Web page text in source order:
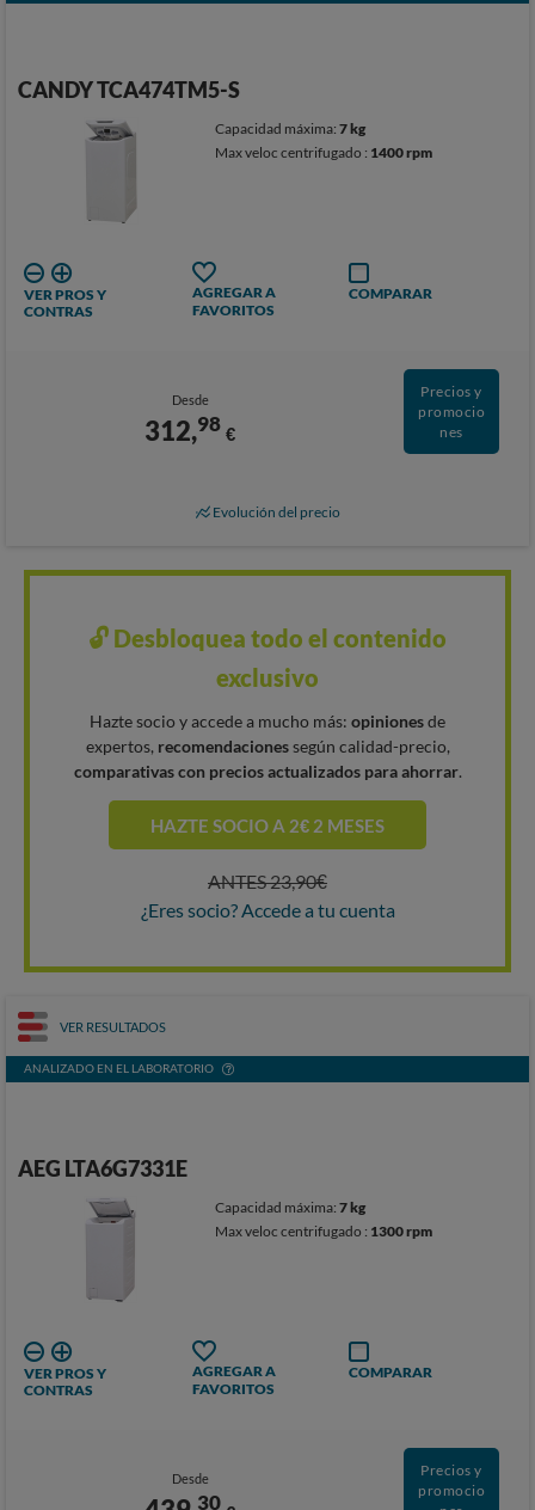
CANDY TCA474TM5-S
Capacidad máxima:7 kg
Max veloc centrifugado : 1400 rpm
VER PROS Y
CONTRAS
AGREGAR A
FAVORITOS
COMPARAR
Desde
312,98 €
Precios y
promocio
nes
Evolución del precio
🔓 Desbloquea todo el contenido
exclusivo
Hazte socio y accede a mucho más: opinionesde
expertos, recomendacionessegún calidad-precio,
comparativas con precios actualizados para ahorrar.
HAZTE SOCIO A 2€ 2 MESES
ANTES 23,90€
¿Eres socio? Accede a tu cuenta
VER RESULTADOS
ANALIZADO EN EL LABORATORIO
AEG LTA6G7331E
Capacidad máxima:7 kg
Max veloc centrifugado : 1300 rpm
VER PROS Y
CONTRAS
AGREGAR A
FAVORITOS
COMPARAR
Desde
30
Precios y
promocio